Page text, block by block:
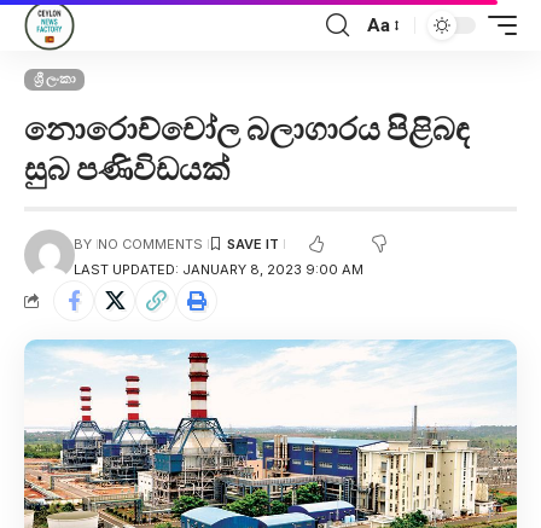
Aa
ශ්‍රී ලංකා
නොරොච්චෝල බලාගාරය පිළිබඳ
සුබ පණිවිඩයක්
LAST UPDATED: JANUARY 8, 2023 9:00 AM
BY NO COMMENTS